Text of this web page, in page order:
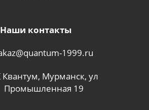
Наши контакты
1999.ru
Квантум, Мурманск, ул
Промышленная 19